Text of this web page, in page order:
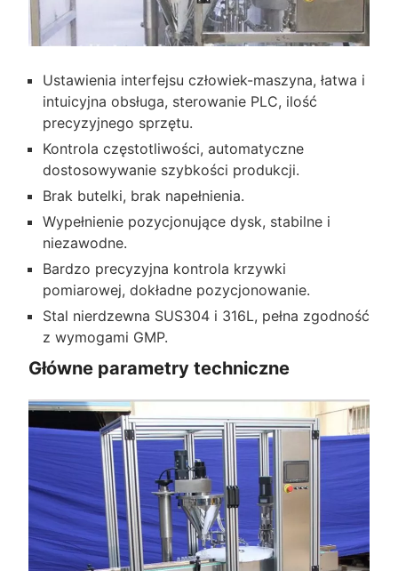
Ustawienia interfejsu człowiek-maszyna, łatwa i
intuicyjna obsługa, sterowanie PLC, ilość
precyzyjnego sprzętu.
Kontrola częstotliwości, automatyczne
dostosowywanie szybkości produkcji.
Brak butelki, brak napełnienia.
Wypełnienie pozycjonujące dysk, stabilne i
niezawodne.
Bardzo precyzyjna kontrola krzywki
pomiarowej, dokładne pozycjonowanie.
Stal nierdzewna SUS304 i 316L, pełna zgodność
z wymogami GMP.
Główne parametry techniczne